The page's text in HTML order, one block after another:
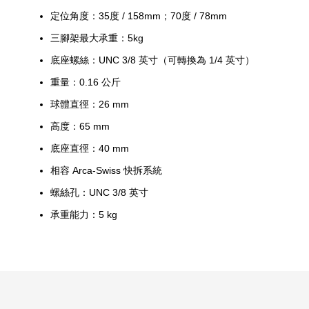
定位角度：35度 / 158mm；70度 / 78mm
三腳架最大承重：5kg
底座螺絲：UNC 3/8 英寸（可轉換為 1/4 英寸）
重量：0.16 公斤
球體直徑：26 mm
高度：65 mm
底座直徑：40 mm
相容 Arca-Swiss 快拆系統
螺絲孔：UNC 3/8 英寸
承重能力：5 kg